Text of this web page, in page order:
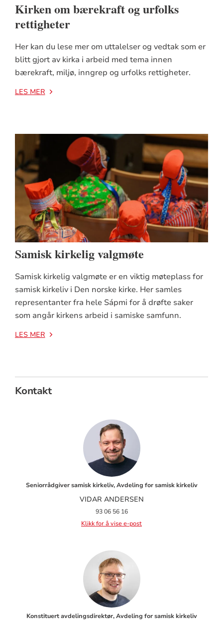
Kirken om bærekraft og urfolks
rettigheter
Her kan du lese mer om uttalelser og vedtak som er
blitt gjort av kirka i arbeid med tema innen
bærekraft, miljø, inngrep og urfolks rettigheter.
LES MER
Samisk kirkelig valgmøte
Samisk kirkelig valgmøte er en viktig møteplass for
samisk kirkeliv i Den norske kirke. Her samles
representanter fra hele Sápmi for å drøfte saker
som angår kirkens arbeid i samiske samfunn.
LES MER
Kontakt
Seniorrådgiver samisk kirkeliv, Avdeling for samisk kirkeliv
VIDAR ANDERSEN
93 06 56 16
Klikk for å vise e-post
Konstituert avdelingsdirektør, Avdeling for samisk kirkeliv